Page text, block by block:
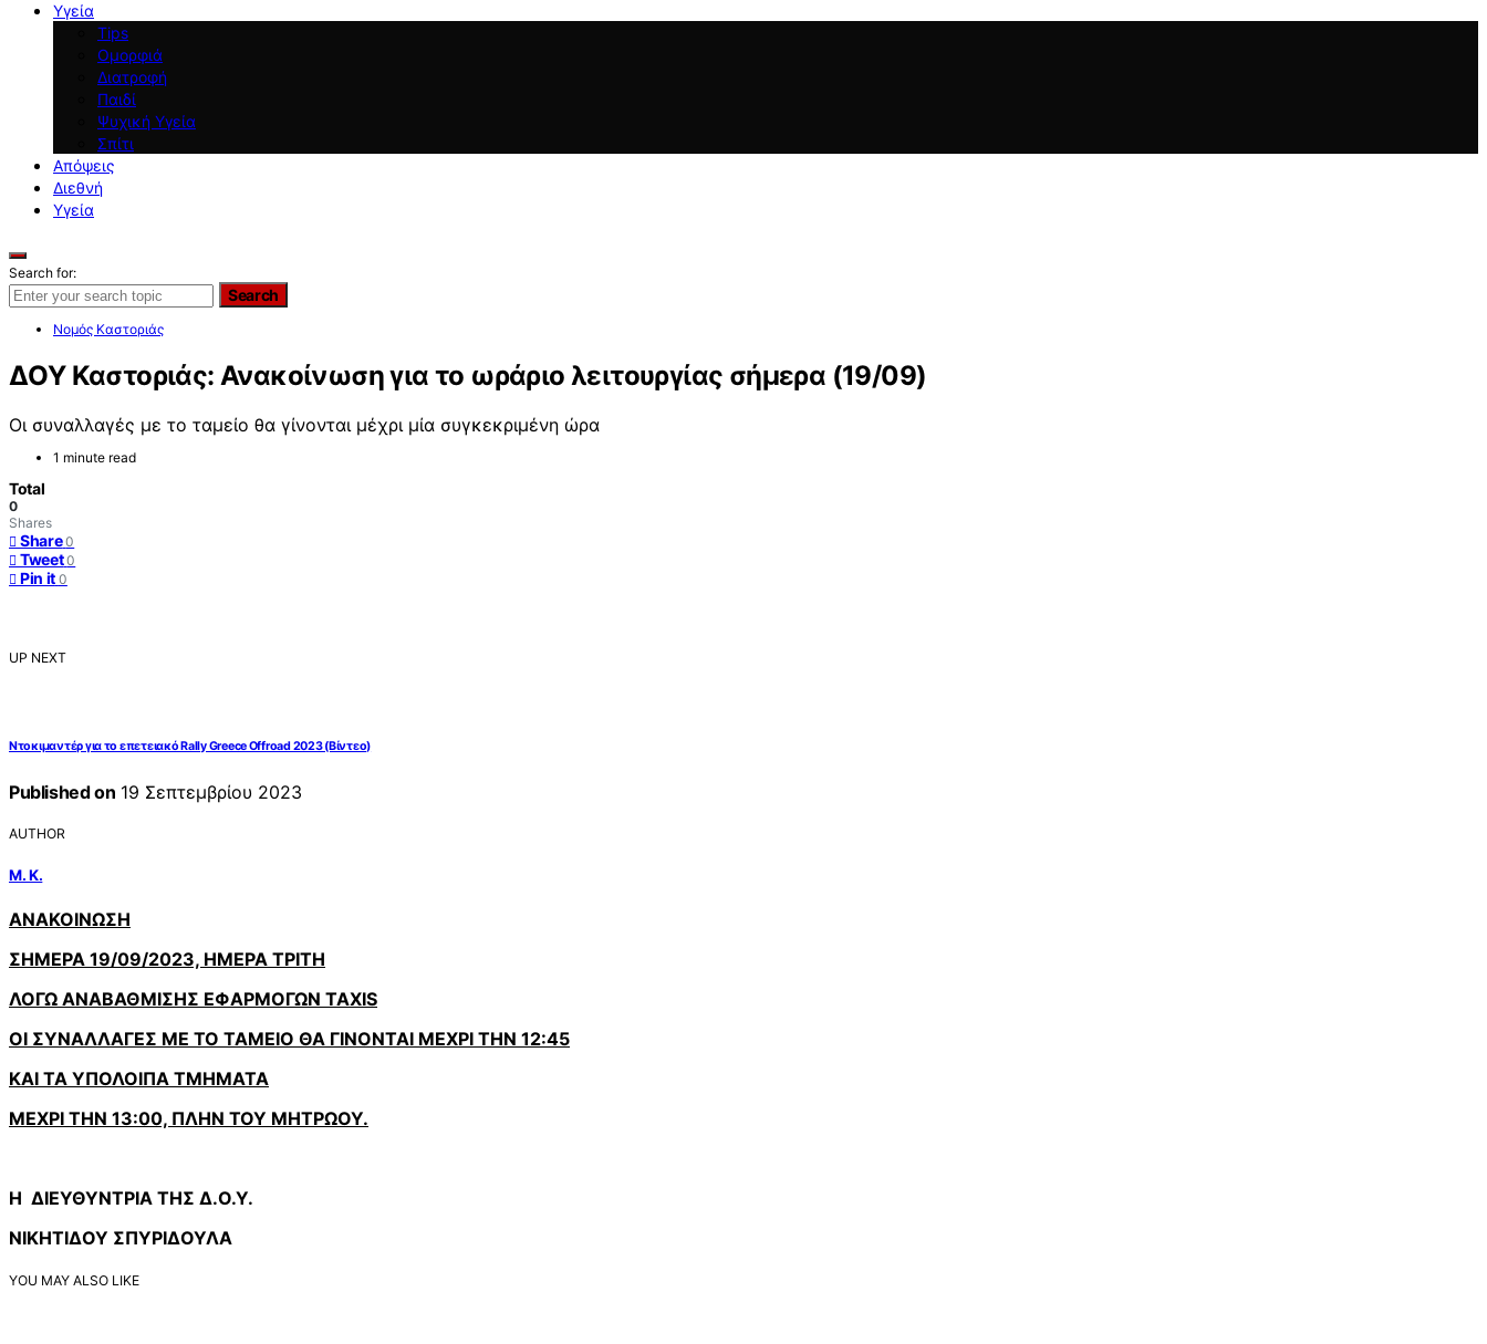
Υγεία
Tips
Ομορφιά
Διατροφή
Παιδί
Ψυχική Υγεία
Σπίτι
Απόψεις
Διεθνή
Υγεία
Search for:
Search
Νομός Καστοριάς
ΔΟΥ Καστοριάς: Ανακοίνωση για το ωράριο λειτουργίας σήμερα (19/09)
Οι συναλλαγές με το ταμείο θα γίνονται μέχρι μία συγκεκριμένη ώρα
1 minute read
Total
0
Shares
Share 0
Tweet 0
Pin it 0
UP NEXT
Ντοκιμαντέρ για το επετειακό Rally Greece Offroad 2023 (Βίντεο)
Published on 19 Σεπτεμβρίου 2023
AUTHOR
Μ. Κ.
ΑΝΑΚΟΙΝΩΣΗ
ΣΗΜΕΡΑ 19/09/2023, ΗΜΕΡΑ ΤΡΙΤΗ
ΛΟΓΩ ΑΝΑΒΑΘΜΙΣΗΣ ΕΦΑΡΜΟΓΩΝ TAXIS
ΟΙ ΣΥΝΑΛΛΑΓΕΣ ΜΕ ΤΟ ΤΑΜΕΙΟ ΘΑ ΓΙΝΟΝΤΑΙ ΜΕΧΡΙ ΤΗΝ 12:45
ΚΑΙ ΤΑ ΥΠΟΛΟΙΠΑ ΤΜΗΜΑΤΑ
ΜΕΧΡΙ ΤΗΝ 13:00, ΠΛΗΝ ΤΟΥ ΜΗΤΡΩΟΥ.
Η ΔΙΕΥΘΥΝΤΡΙΑ ΤΗΣ Δ.Ο.Υ.
ΝΙΚΗΤΙΔΟΥ ΣΠΥΡΙΔΟΥΛΑ
YOU MAY ALSO LIKE